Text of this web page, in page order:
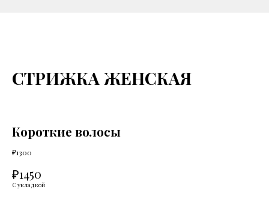
СТРИЖКА ЖЕНСКАЯ
Короткие волосы
₽1300
₽1450
С укладкой